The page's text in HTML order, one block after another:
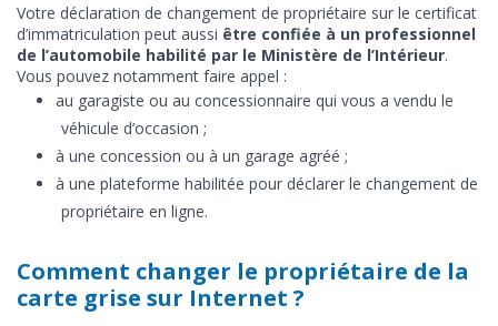
Votre déclaration de changement de propriétaire sur le certificat
d’immatriculation peut aussi être confiée à un professionnel
de l’automobile habilité par le Ministère de l’Intérieur.
Vous pouvez notamment faire appel :
au garagiste ou au concessionnaire qui vous a vendu le
véhicule d’occasion ;
à une concession ou à un garage agréé ;
à une plateforme habilitée pour déclarer le changement de
propriétaire en ligne.
Comment changer le propriétaire de la
carte grise sur Internet ?